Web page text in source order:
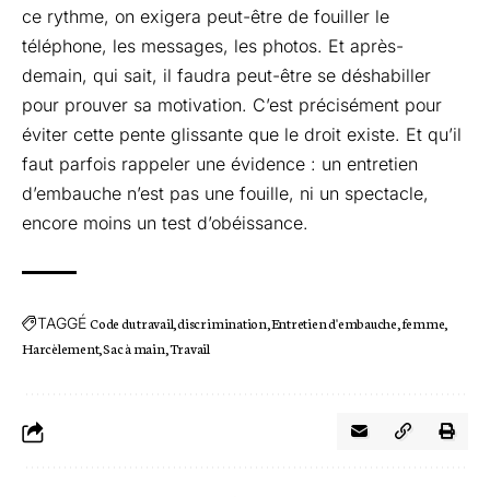
ce rythme, on exigera peut-être de fouiller le
téléphone, les messages, les photos. Et après-
demain, qui sait, il faudra peut-être se déshabiller
pour prouver sa motivation. C’est précisément pour
éviter cette pente glissante que le droit existe. Et qu’il
faut parfois rappeler une évidence : un entretien
d’embauche n’est pas une fouille, ni un spectacle,
encore moins un test d’obéissance.
TAGGÉCode du travail discrimination Entretien d'embauche femme
Harcèlement Sac à main Travail